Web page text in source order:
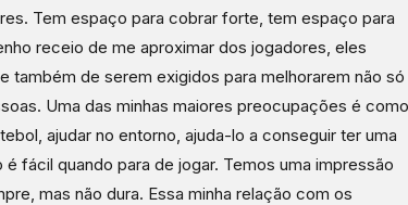
Tem espaço para cobrar forte, tem espaço para
receio de me aproximar dos jogadores, eles
também de serem exigidos para melhorarem não só
Uma das minhas maiores preocupações é como
ajudar no entorno, ajuda-lo a conseguir ter uma
fácil quando para de jogar. Temos uma impressão
mas não dura. Essa minha relação com os